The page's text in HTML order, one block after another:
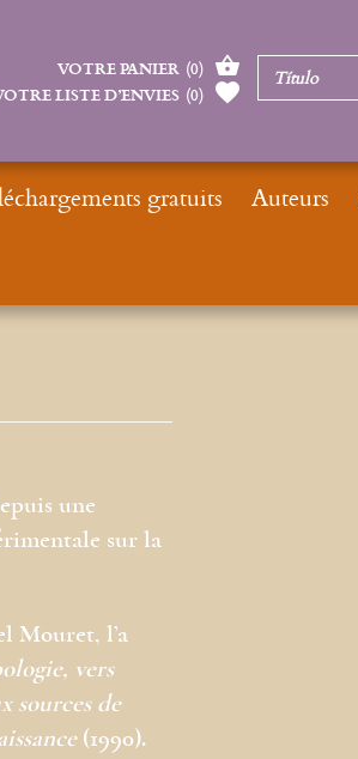
une
sur la
Mouret, l’a
vers
sources de
(1990).
VOTRE PANIER (0)
LISTE D’ENVIES (0)
gratuits Auteurs